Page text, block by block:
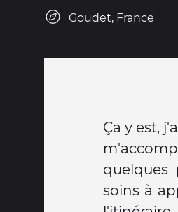
Goudet, France
Ça y est,
quelques
soins à
longe
par
à l'autre
une